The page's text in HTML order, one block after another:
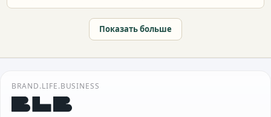
Показать больше
BRAND.LIFE.BUSINESS